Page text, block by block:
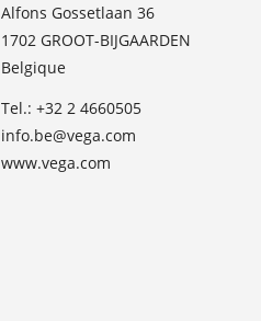
Alfons Gossetlaan 36
1702 GROOT-BIJGAARDEN
Belgique
Tel.: +32 2 4660505
info.be@vega.com
www.vega.com